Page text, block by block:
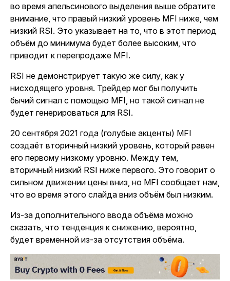
во время апельсинового выделения выше обратите
внимание, что правый низкий уровень MFI ниже, чем
низкий RSI. Это указывает на то, что в этот период
объём до минимума будет более высоким, что
приводит к перепродаже MFI.
RSI не демонстрирует такую же силу, как у
нисходящего уровня. Трейдер мог бы получить
бычий сигнал с помощью MFI, но такой сигнал не
будет генерироваться для RSI.
20 сентября 2021 года (голубые акценты) MFI
создаёт вторичный низкий уровень, который равен
его первому низкому уровню. Между тем,
вторичный низкий RSI ниже первого. Это говорит о
сильном движении цены вниз, но MFI сообщает нам,
что во время этого слайда вниз объём был низким.
Из-за дополнительного ввода объёма можно
сказать, что тенденция к снижению, вероятно,
будет временной из-за отсутствия объёма.